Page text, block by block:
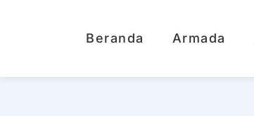
Beranda Armada